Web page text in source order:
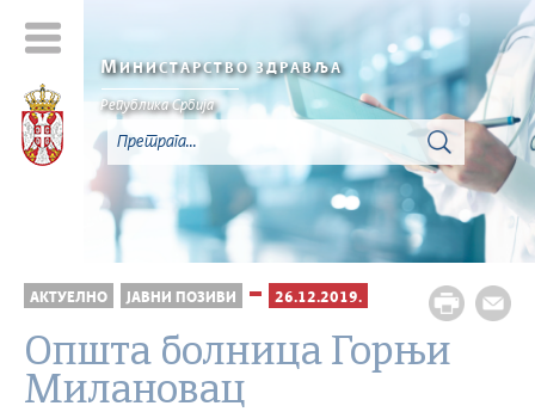
МИНИСТАРСТВО ЗДРАВЉА
Република Србија
АКТУЕЛНО ЈАВНИ ПОЗИВИ 26.12.2019.
Општа болница Горњи
Милановац